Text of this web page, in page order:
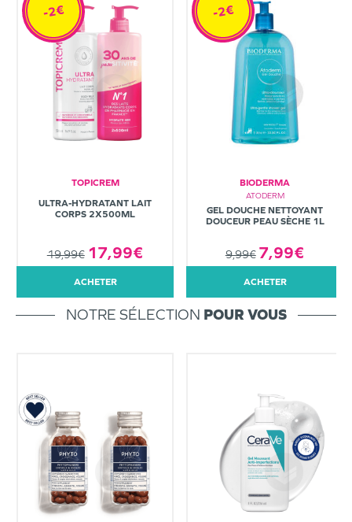
TOPICREM
ULTRA-HYDRATANT LAIT
CORPS 2X500ML
19,99€ 17,99€
-2€
ACHETER
BIODERMA
ATODERM
GEL DOUCHE NETTOYANT
DOUCEUR PEAU SÈCHE 1L
9,99€ 7,99€
-2€
ACHETER
NOTRE SÉLECTION POUR VOUS